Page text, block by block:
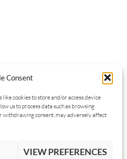
Consent
cookies to store and/or access device
us to process data such as browsing
withdrawing consent, may adversely affect
VIEW PREFERENCES